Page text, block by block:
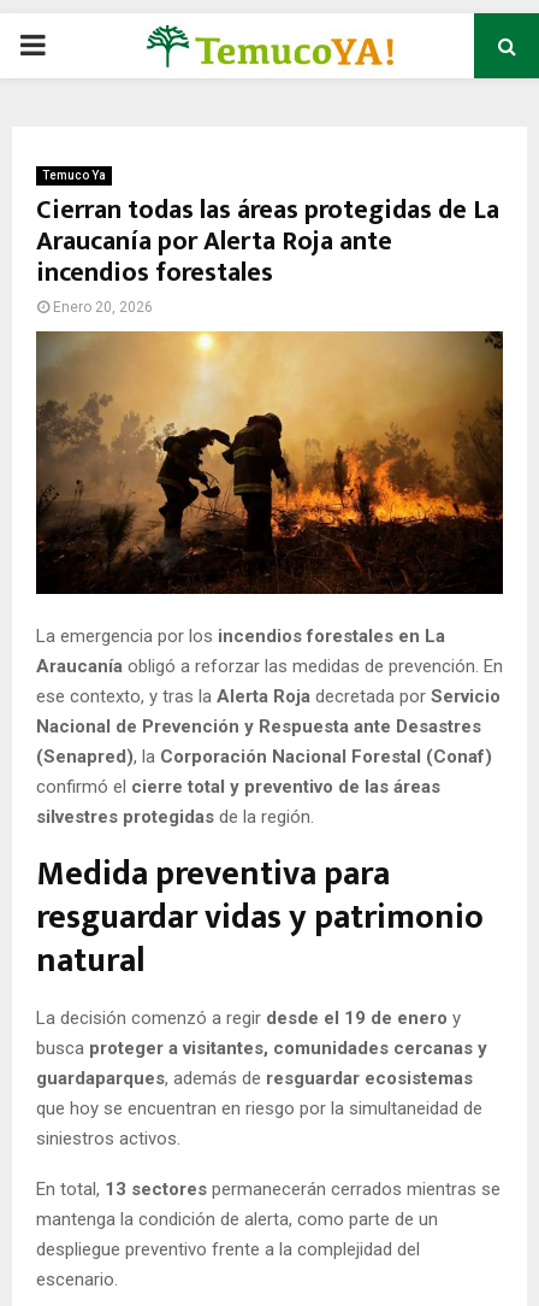
P
M
A
R
Y
M
N
U
Temuco Ya
Cierran todas las áreas protegidas de La
Araucanía por Alerta Roja ante
incendios forestales
Enero 20, 2026
La emergencia por los incendios forestales en La
Araucanía obligó a reforzar las medidas de prevención. En
ese contexto, y tras la Alerta Roja decretada por Servicio
Nacional de Prevención y Respuesta ante Desastres
(Senapred), la Corporación Nacional Forestal (Conaf)
confirmó el cierre total y preventivo de las áreas
silvestres protegidas de la región.
Medida preventiva para
resguardar vidas y patrimonio
natural
La decisión comenzó a regir desde el 19 de enero y
busca proteger a visitantes, comunidades cercanas y
guardaparques, además de resguardar ecosistemas
que hoy se encuentran en riesgo por la simultaneidad de
siniestros activos.
En total, 13 sectores permanecerán cerrados mientras se
mantenga la condición de alerta, como parte de un
despliegue preventivo frente a la complejidad del
escenario.